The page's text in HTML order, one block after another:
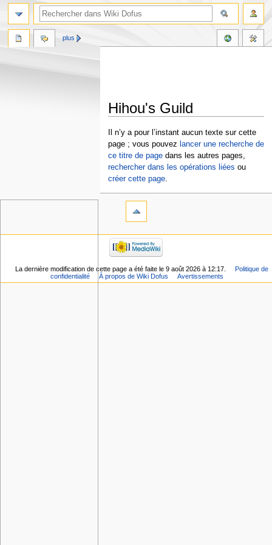
Hihou's Guild
Aller
à
la
navigation
Aller
à
la
recherche
Il n’y a pour l’instant aucun texte sur cette
page ; vous pouvez lancer une recherche de
ce titre de pagedans les autres pages,
rechercher dans les opérations liées ou
créer cette page.
plus
La dernière modification de cette page a été faite le 9 août 2026 à 12:17.
Politique de
confidentialité
À propos de Wiki Dofus Avertissements